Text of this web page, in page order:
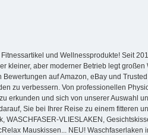
und Wellnessprodukte! Seit
kleiner, aber moderner Betrieb legt
auf Amazon, eBay und
zu verbessern. Von professionellen
erkunden und sich von unserer
Sie bei Ihrer Reise zu einem
WASCHFASER-VLIESLAKEN,
Mauskissen... NEU!